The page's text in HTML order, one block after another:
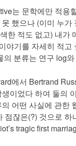
는 문학에만 적용
했으나 (이미 누가
한 적도 없고) 내가
야기를 자세히 적고
의 분류는 연구 log
에서 Bertrand
이었다 하여 둘의
어떤 사실에 관한
점잖은(?) 것으로
tragic first